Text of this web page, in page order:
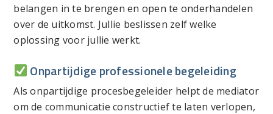
belangen in te brengen en open te onderhandelen
over de uitkomst. Jullie beslissen zelf welke
oplossing voor jullie werkt.
Onpartijdige professionele begeleiding
Als onpartijdige procesbegeleider helpt de mediator
om de communicatie constructief te laten verlopen,